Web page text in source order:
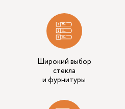
Широкий выбор
стекла
и фурнитуры